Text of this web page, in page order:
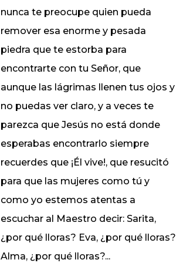
nunca te preocupe quien pueda
remover esa enorme y pesada
piedra que te estorba para
encontrarte con tu Señor, que
aunque las lágrimas llenen tus ojos y
no puedas ver claro, y a veces te
parezca que Jesús no está donde
esperabas encontrarlo siempre
recuerdes que ¡Él vive!, que resucitó
para que las mujeres como tú y
como yo estemos atentas a
escuchar al Maestro decir: Sarita,
¿por qué lloras? Eva, ¿por qué lloras?
Alma, ¿por qué lloras?...